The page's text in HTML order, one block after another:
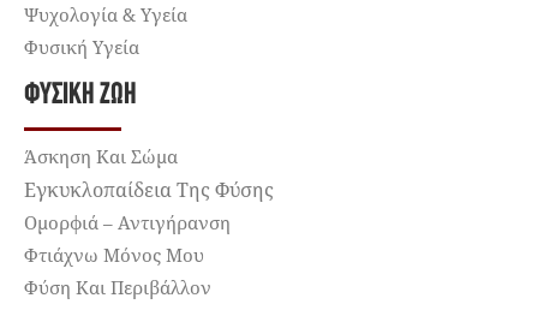
Ψυχολογία & Υγεία
Φυσική Υγεία
ΦΥΣΙΚΉ ΖΩΉ
Άσκηση Και Σώμα
Εγκυκλοπαίδεια Της Φύσης
Ομορφιά – Αντιγήρανση
Φτιάχνω Μόνος Μου
Φύση Και Περιβάλλον